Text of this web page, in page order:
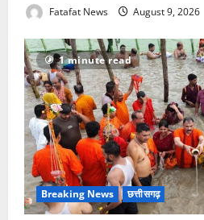
Fatafat News August 9, 2026
1 minute read
Breaking News छत्तीसगढ़